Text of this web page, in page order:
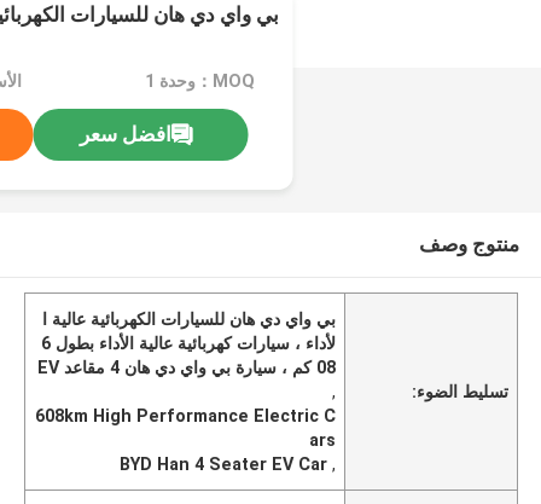
بي واي دي هان للسيارات
MOQ：وحدة 1
افضل سعر
منتوج وصف
تسليط الضوء:
بي واي دي هان للسيارات الكهربائية عالية ا
لأداء ، سيارات كهربائية عالية الأداء بطول 6
08 كم ، سيارة بي واي دي هان 4 مقاعد EV
,
608km High Performance Electric C
ars
,
BYD Han 4 Seater EV Car